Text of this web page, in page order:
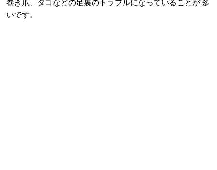
巻き爪、タコなどの足裏のトラブルになっていることが 多
いです。